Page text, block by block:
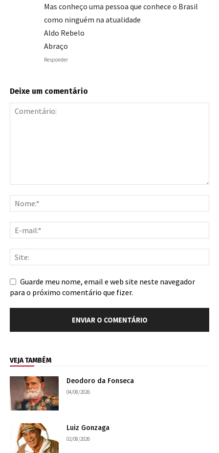
Mas conheço uma pessoa que conhece o Brasil
como ninguém na atualidade
Aldo Rebelo
Abraço
Responder
Deixe um comentário
Guarde meu nome, email e web site neste navegador
para o próximo comentário que fizer.
VEJA TAMBÉM
Deodoro da Fonseca
04/08/2026
Luiz Gonzaga
02/08/2026